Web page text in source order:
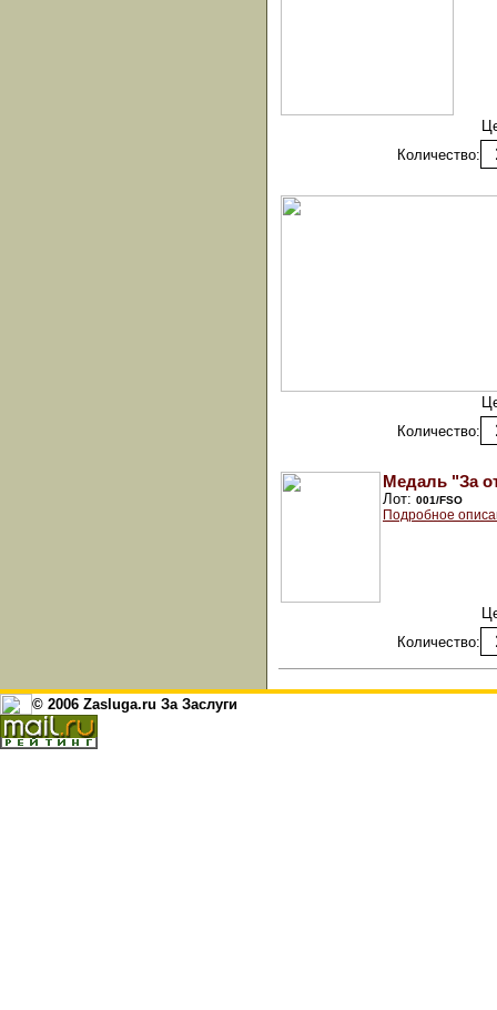
Количество:
Количество:
Медаль "За
Лот: 001/FSO
Подробное
Количество:
© 2006 Zasluga.ru За Заслуги